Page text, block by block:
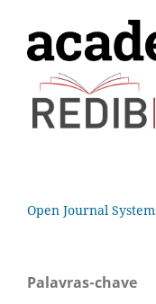
Open Journal
Palavras-chave